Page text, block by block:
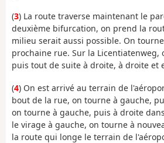
(3) La route traverse maintenant le
deuxième bifurcation, on prend la
milieu serait aussi possible. On
prochaine rue. Sur la Licentiatenweg,
puis tout de suite à droite, à droite et
(4) On est arrivé au terrain de
bout de la rue, on tourne à gauche,
on tourne à gauche, puis à droite
le virage à gauche, on tourne à
la route qui longe le terrain de